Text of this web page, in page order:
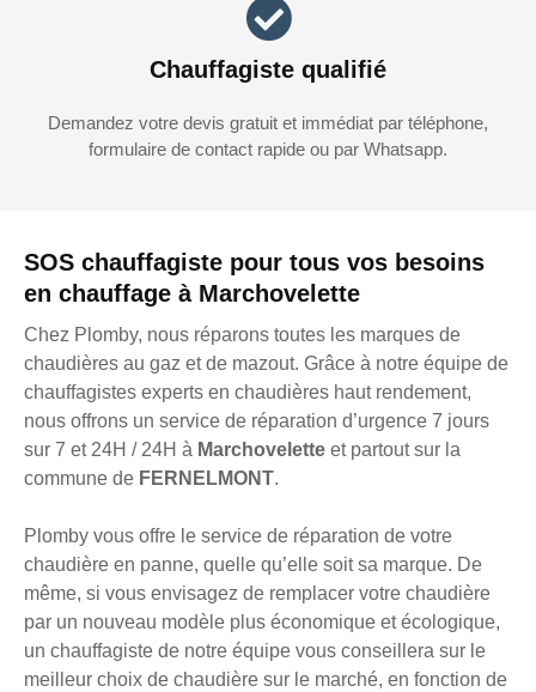
SOS chauffagiste pour tous vos besoins
en chauffage à Marchovelette
Chez Plomby, nous réparons toutes les marques de
chaudières au gaz et de mazout. Grâce à notre équipe de
chauffagistes experts en chaudières haut rendement,
nous offrons un service de réparation d’urgence 7 jours
sur 7 et 24H / 24H à Marchovelette et partout sur la
commune de FERNELMONT.
Plomby vous offre le service de réparation de votre
chaudière en panne, quelle qu’elle soit sa marque. De
même, si vous envisagez de remplacer votre chaudière
par un nouveau modèle plus économique et écologique,
un chauffagiste de notre équipe vous conseillera sur le
meilleur choix de chaudière sur le marché, en fonction de
Chauffagiste qualifié
Demandez votre devis gratuit et immédiat par téléphone,
formulaire de contact rapide ou par Whatsapp.